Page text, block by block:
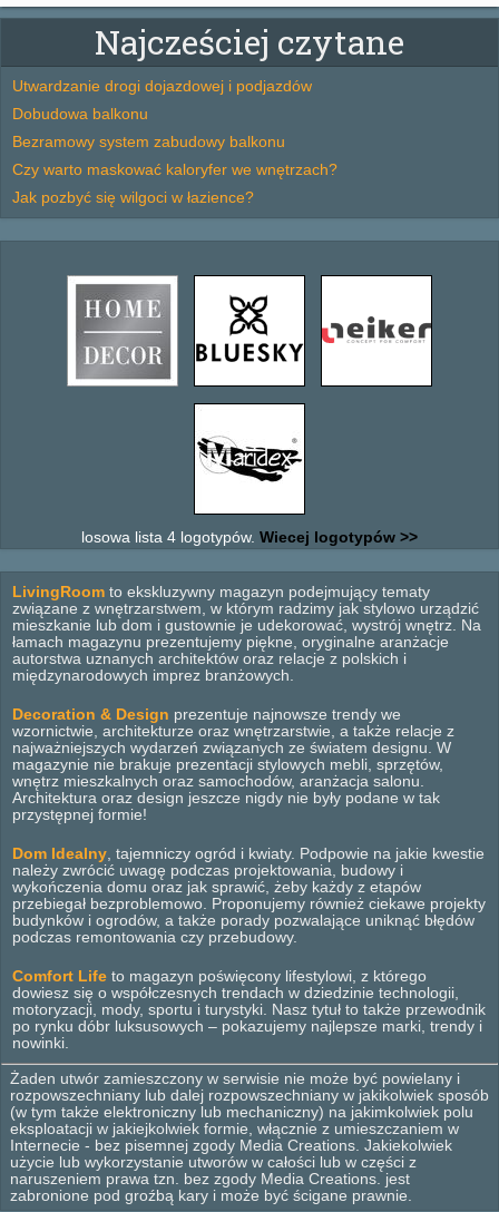
Najcześciej czytane
Utwardzanie drogi dojazdowej i podjazdów
Dobudowa balkonu
Bezramowy system zabudowy balkonu
Czy warto maskować kaloryfer we wnętrzach?
Jak pozbyć się wilgoci w łazience?
losowa lista 4 logotypów. Wiecej logotypów >>
LivingRoom to ekskluzywny magazyn podejmujący tematy
związane z wnętrzarstwem, w którym radzimy jak stylowo urządzić
mieszkanie lub dom i gustownie je udekorować, wystrój wnętrz. Na
łamach magazynu prezentujemy piękne, oryginalne aranżacje
autorstwa uznanych architektów oraz relacje z polskich i
międzynarodowych imprez branżowych.
Decoration & Design prezentuje najnowsze trendy we
wzornictwie, architekturze oraz wnętrzarstwie, a także relacje z
najważniejszych wydarzeń związanych ze światem designu. W
magazynie nie brakuje prezentacji stylowych mebli, sprzętów,
wnętrz mieszkalnych oraz samochodów, aranżacja salonu.
Architektura oraz design jeszcze nigdy nie były podane w tak
przystępnej formie!
Dom Idealny, tajemniczy ogród i kwiaty. Podpowie na jakie kwestie
należy zwrócić uwagę podczas projektowania, budowy i
wykończenia domu oraz jak sprawić, żeby każdy z etapów
przebiegał bezproblemowo. Proponujemy również ciekawe projekty
budynków i ogrodów, a także porady pozwalające uniknąć błędów
podczas remontowania czy przebudowy.
Comfort Life to magazyn poświęcony lifestylowi, z którego
dowiesz się o współczesnych trendach w dziedzinie technologii,
motoryzacji, mody, sportu i turystyki. Nasz tytuł to także przewodnik
po rynku dóbr luksusowych – pokazujemy najlepsze marki, trendy i
nowinki.
Żaden utwór zamieszczony w serwisie nie może być powielany i
rozpowszechniany lub dalej rozpowszechniany w jakikolwiek sposób
(w tym także elektroniczny lub mechaniczny) na jakimkolwiek polu
eksploatacji w jakiejkolwiek formie, włącznie z umieszczaniem w
Internecie - bez pisemnej zgody Media Creations. Jakiekolwiek
użycie lub wykorzystanie utworów w całości lub w części z
naruszeniem prawa tzn. bez zgody Media Creations. jest
zabronione pod groźbą kary i może być ścigane prawnie.